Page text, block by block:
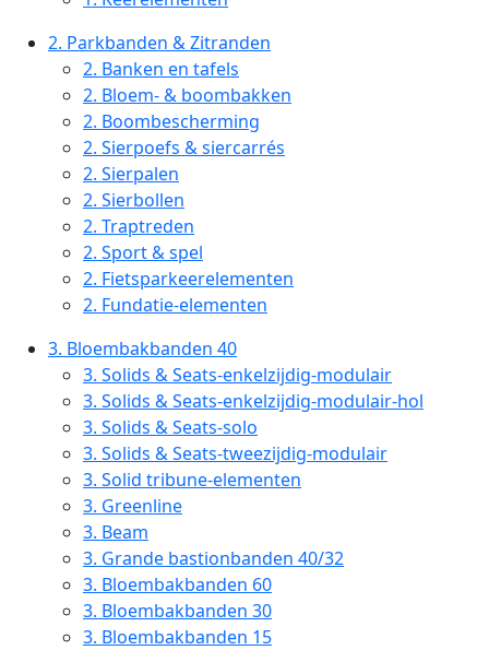
2. Parkbanden & Zitranden
2. Banken en tafels
2. Bloem- & boombakken
2. Boombescherming
2. Sierpoefs & siercarrés
2. Sierpalen
2. Sierbollen
2. Traptreden
2. Sport & spel
2. Fietsparkeerelementen
2. Fundatie-elementen
3. Bloembakbanden 40
3. Solids & Seats-enkelzijdig-modulair
3. Solids & Seats-enkelzijdig-modulair-hol
3. Solids & Seats-solo
3. Solids & Seats-tweezijdig-modulair
3. Solid tribune-elementen
3. Greenline
3. Beam
3. Grande bastionbanden 40/32
3. Bloembakbanden 60
3. Bloembakbanden 30
3. Bloembakbanden 15